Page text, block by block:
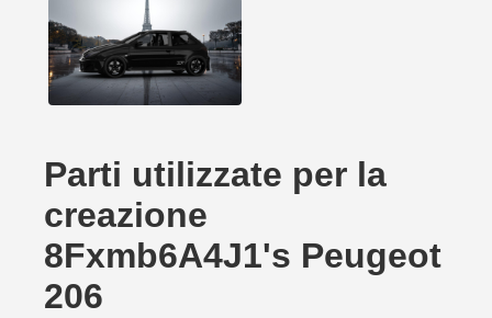
Parti utilizzate per la
creazione
8Fxmb6A4J1's Peugeot
206